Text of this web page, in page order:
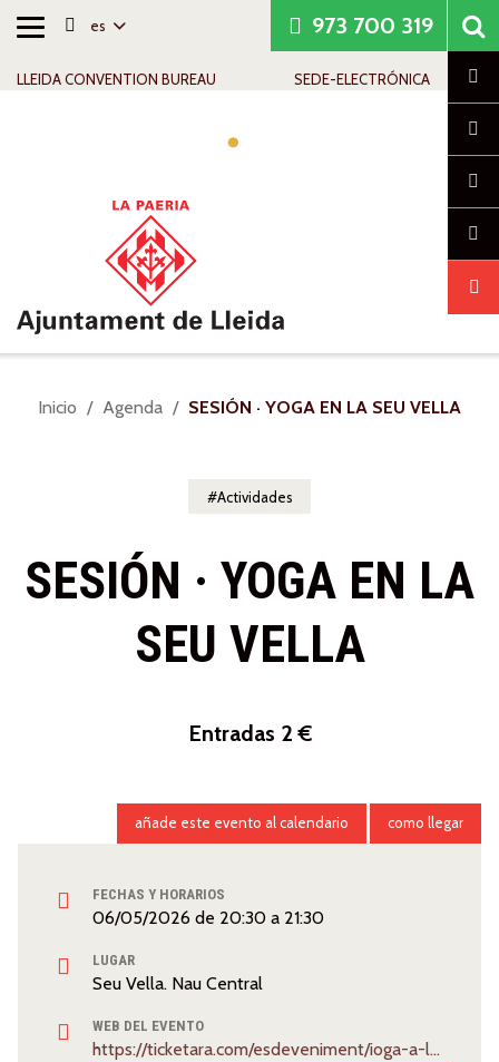
Alternar
es
LLEIDA CONVENTION BUREAU SEDE-ELECTRÓNICA
973 700 319
Usted
Inicio Agenda SESIÓN · YOGA EN LA SEU VELLA
Actividades
SESIÓN · YOGA EN LA
SEU VELLA
Entradas 2 €
FECHAS Y HORARIOS
06/05/2026 de 20:30 a 21:30
LUGAR
Seu Vella. Nau Central
WEB DEL EVENTO
https://ticketara.com/esdeveniment/ioga-a-la-seu-vella/6329
añade este evento al calendario como llegar